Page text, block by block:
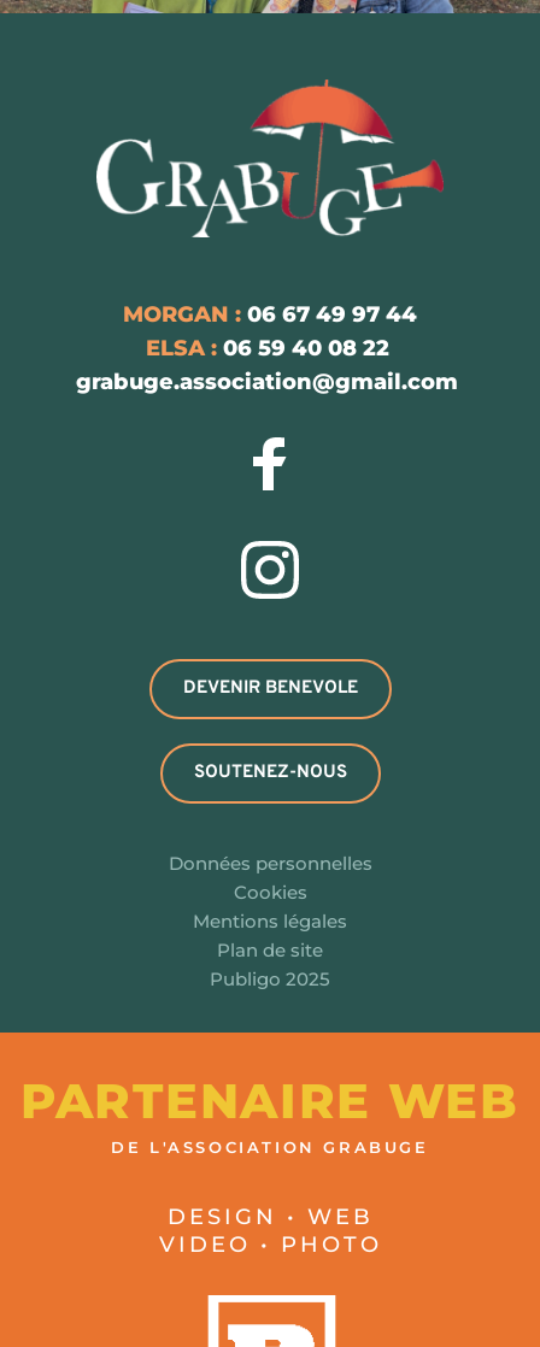
MORGAN : 06 67 49 97 44
ELSA : 06 59 40 08 22
grabuge.association@gmail.com
DEVENIR BENEVOLE
SOUTENEZ-NOUS
Données personnelles
Cookies
Mentions légales
Plan de site
Publigo 2025
PARTENAIRE WEB
DE L'ASSOCIATION GRABUGE
DESIGN • WEB
VIDEO • PHOTO